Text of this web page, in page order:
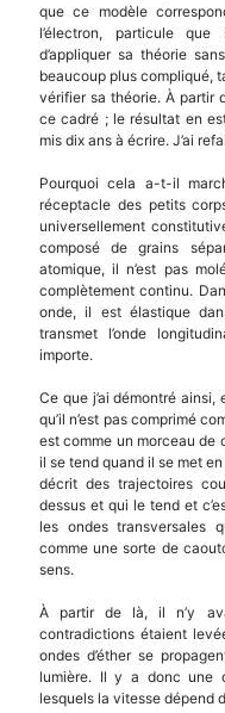
que ce modèle
l’électron, particule
d’appliquer sa théorie
beaucoup plus compliqué,
vérifier sa théorie. À partir
ce cadré ; le résultat en
mis dix ans à écrire. J’ai
Pourquoi cela a-t-il
réceptacle des petits
universellement
composé de grains
atomique, il n’est pas
complètement continu.
onde, il est élastique
transmet l’onde
importe.
Ce que j’ai démontré
qu’il n’est pas comprimé
est comme un morceau de
il se tend quand il se met
décrit des trajectoires
dessus et qui le tend et
les ondes transversales
comme une sorte de
sens.
À partir de là, il n’y
contradictions étaient
ondes d’éther se
lumière. Il y a donc une
lesquels la vitesse dépend